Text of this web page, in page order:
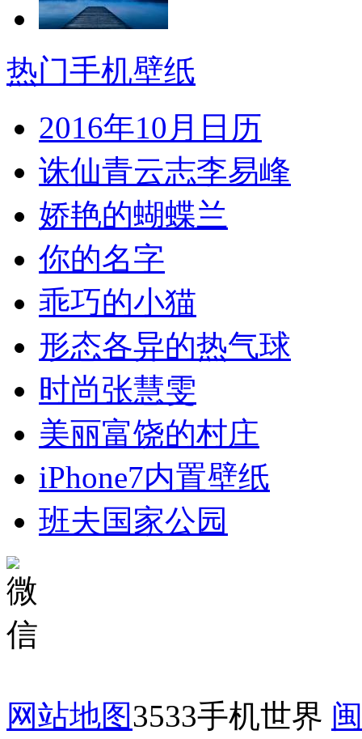
热门手机壁纸
2016年10月日历
诛仙青云志李易峰
娇艳的蝴蝶兰
你的名字
乖巧的小猫
形态各异的热气球
时尚张慧雯
美丽富饶的村庄
iPhone7内置壁纸
班夫国家公园
网站地图3533手机世界